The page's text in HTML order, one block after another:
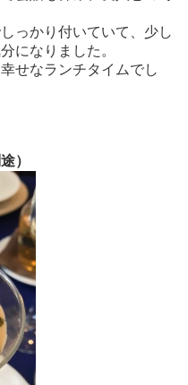
っかり付いていて、少し
になりました。
せなランチタイムでし
）